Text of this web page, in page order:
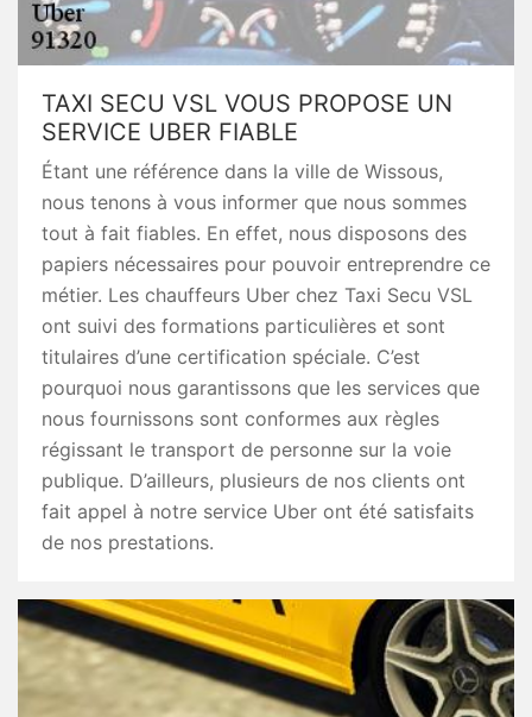
TAXI SECU VSL VOUS PROPOSE UN
SERVICE UBER FIABLE
Étant une référence dans la ville de Wissous,
nous tenons à vous informer que nous sommes
tout à fait fiables. En effet, nous disposons des
papiers nécessaires pour pouvoir entreprendre ce
métier. Les chauffeurs Uber chez Taxi Secu VSL
ont suivi des formations particulières et sont
titulaires d’une certification spéciale. C’est
pourquoi nous garantissons que les services que
nous fournissons sont conformes aux règles
régissant le transport de personne sur la voie
publique. D’ailleurs, plusieurs de nos clients ont
fait appel à notre service Uber ont été satisfaits
de nos prestations.